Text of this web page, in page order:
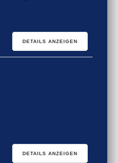
DETAILS ANZEIGEN
DETAILS ANZEIGEN